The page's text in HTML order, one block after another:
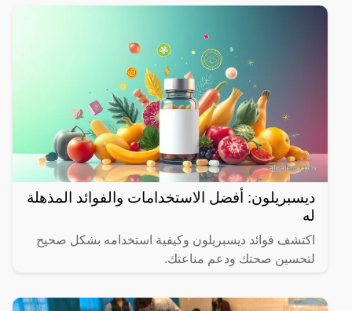
ديسبريلون: أفضل الاستخدامات والفوائد المذهلة
له
اكتشف فوائد ديسبريلون وكيفية استخدامه بشكل صحيح
لتحسين صحتك ودعم مناعتك.